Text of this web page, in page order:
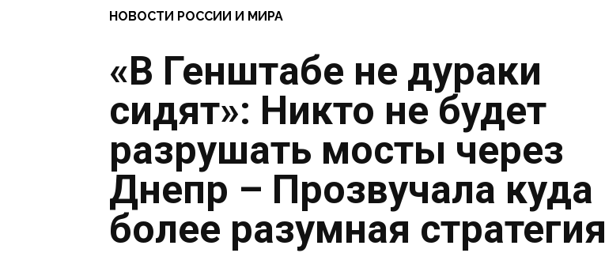
НОВОСТИ РОССИИ И МИРА
«В Генштабе не дураки
сидят»: Никто не будет
разрушать мосты через
Днепр – Прозвучала куда
более разумная стратегия